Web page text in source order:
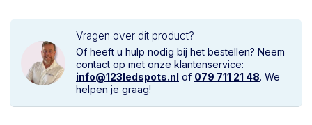
Vragen over dit product?
Of heeft u hulp nodig bij het bestellen? Neem
contact op met onze klantenservice:
info@123ledspots.nl of 079 711 21 48. We
helpen je graag!